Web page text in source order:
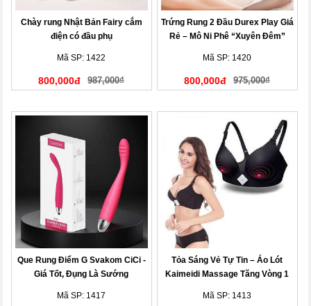
Chày rung Nhật Bản Fairy cắm
điện có đầu phụ
Mã SP: 1422
800,000đ 987,000₫
Trứng Rung 2 Đầu Durex Play Giá
Rẻ – Mô Ni Phê “Xuyên Đêm”
Mã SP: 1420
800,000đ 975,000₫
Que Rung Điểm G Svakom CiCi -
Giá Tốt, Đụng Là Sướng
Mã SP: 1417
Tỏa Sáng Vẻ Tự Tin – Áo Lót
Kaimeidi Massage Tăng Vòng 1
Mã SP: 1413